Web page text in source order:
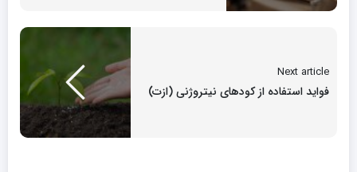
Next article
فواید استفاده از کودهای نیتروژنی (ازت)